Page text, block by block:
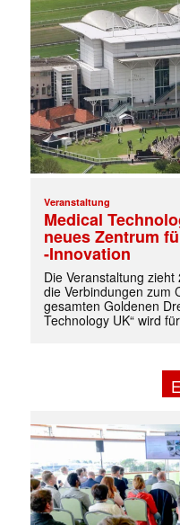
Veranstaltung
Medical
neues Zentrum
-Innovation
Die Veranstaltung
die Verbindungen zum
gesamten Goldenen
Technology UK“ wird